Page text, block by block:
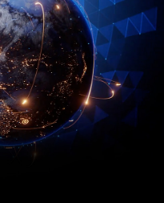
do valor de sua
o valor referente aos
com o percentual
e com isso apurar se
desoneração.
empresa com folha
Reais) e uma Receita
Mil Reais) e
3,00%, 2,00% e